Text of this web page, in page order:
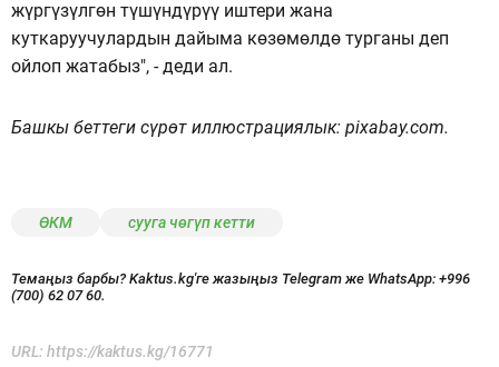
жүргүзүлгөн түшүндүрүү иштери жана
куткаруучулардын дайыма көзөмөлдө турганы деп
ойлоп жатабыз", - деди ал.
Башкы беттеги сүрөт иллюстрациялык: pixabay.com.
ӨКМ сууга чөгүп кетти
Темаңыз барбы? Kaktus.kg'ге жазыңыз Telegram же WhatsApp: +996
(700) 62 07 60.
URL: https://kaktus.kg/16771